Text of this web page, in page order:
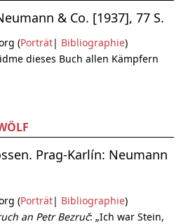
& Co. [1937], 77 S.
(Porträt| Bibliographie)
dieses Buch allen Kämpfern
Prag-Karlín: Neumann
(Porträt| Bibliographie)
an Petr Bezruč: „Ich war Stein,